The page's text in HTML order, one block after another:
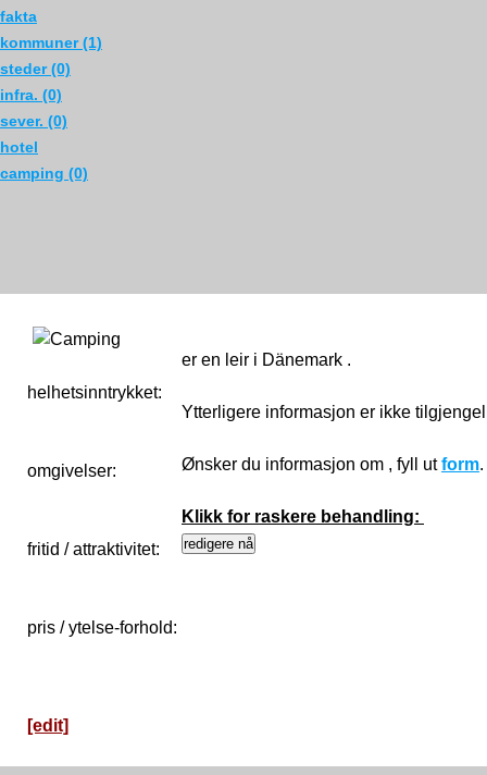
fakta
kommuner (1)
steder (0)
infra. (0)
sever. (0)
hotel
camping (0)
helhetsinntrykket:
omgivelser:
fritid / attraktivitet:
pris / ytelse-forhold:
er en leir i Dänemark .
Ytterligere informasjon er ikke
Ønsker du informasjon om , fyll utform.
Klikk for raskere behandling:
[edit]